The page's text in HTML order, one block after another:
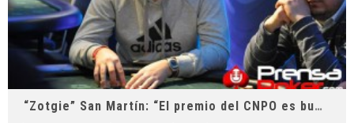
“Zotgie” San Martín: “El premio del CNPO es buenísimo”